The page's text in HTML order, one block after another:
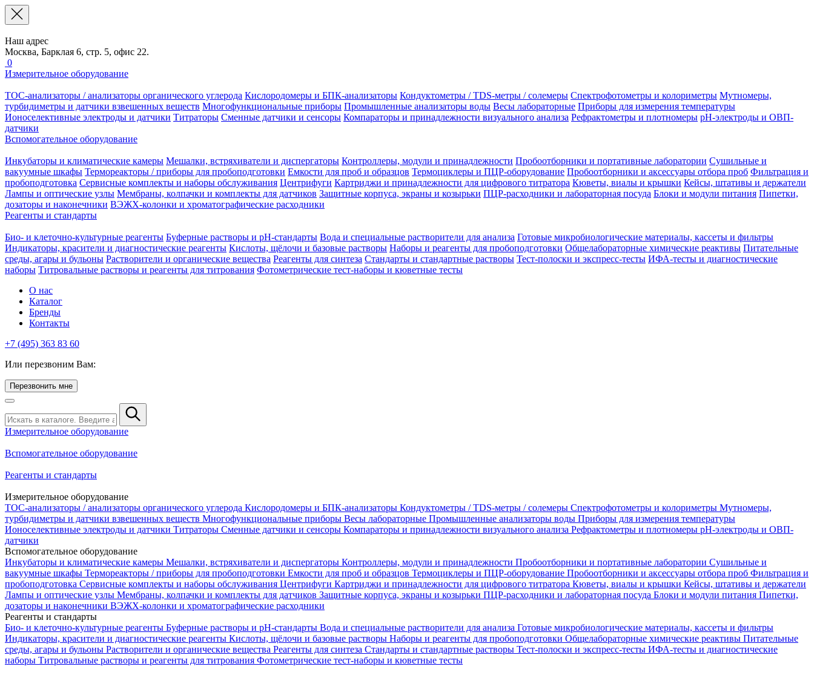
Наш адрес
Москва, Барклая 6, стр. 5, офис 22.
0
Измерительное оборудование
TOC-анализаторы / анализаторы органического углерода Кислородомеры и БПК-анализаторы Кондуктометры / TDS-метры / солемеры Спектрофотометры и колориметры Мутномеры,
турбидиметры и датчики взвешенных веществ Многофункциональные приборы Промышленные анализаторы воды Весы лабораторные Приборы для измерения температуры
Ионоселективные электроды и датчики Титраторы Сменные датчики и сенсоры Компараторы и принадлежности визуального анализа Рефрактометры и плотномеры pH-электроды и ОВП-
датчики
Вспомогательное оборудование
Инкубаторы и климатические камеры Мешалки, встряхиватели и диспергаторы Контроллеры, модули и принадлежности Пробоотборники и портативные лаборатории Сушильные и
вакуумные шкафы Термореакторы / приборы для пробоподготовки Емкости для проб и образцов Термоциклеры и ПЦР-оборудование Пробоотборники и аксессуары отбора проб Фильтрация и
пробоподготовка Сервисные комплекты и наборы обслуживания Центрифуги Картриджи и принадлежности для цифрового титратора Кюветы, виалы и крышки Кейсы, штативы и держатели
Лампы и оптические узлы Мембраны, колпачки и комплекты для датчиков Защитные корпуса, экраны и козырьки ПЦР-расходники и лабораторная посуда Блоки и модули питания Пипетки,
дозаторы и наконечники ВЭЖХ-колонки и хроматографические расходники
Реагенты и стандарты
Био- и клеточно-культурные реагенты Буферные растворы и pH-стандарты Вода и специальные растворители для анализа Готовые микробиологические материалы, кассеты и фильтры
Индикаторы, красители и диагностические реагенты Кислоты, щёлочи и базовые растворы Наборы и реагенты для пробоподготовки Общелабораторные химические реактивы Питательные
среды, агары и бульоны Растворители и органические вещества Реагенты для синтеза Стандарты и стандартные растворы Тест-полоски и экспресс-тесты ИФА-тесты и диагностические
наборы Титровальные растворы и реагенты для титрования Фотометрические тест-наборы и кюветные тесты
О нас
Каталог
Бренды
Контакты
+7 (495) 363 83 60
Или перезвоним Вам:
Перезвонить мне
Измерительное оборудование
Вспомогательное оборудование
Реагенты и стандарты
Измерительное оборудование
TOC-анализаторы / анализаторы органического углерода Кислородомеры и БПК-анализаторы Кондуктометры / TDS-метры / солемеры Спектрофотометры и колориметры Мутномеры,
турбидиметры и датчики взвешенных веществ Многофункциональные приборы Весы лабораторные Промышленные анализаторы воды Приборы для измерения температуры
Ионоселективные электроды и датчики Титраторы Сменные датчики и сенсоры Компараторы и принадлежности визуального анализа Рефрактометры и плотномеры pH-электроды и ОВП-
датчики
Вспомогательное оборудование
Инкубаторы и климатические камеры Мешалки, встряхиватели и диспергаторы Контроллеры, модули и принадлежности Пробоотборники и портативные лаборатории Сушильные и
вакуумные шкафы Термореакторы / приборы для пробоподготовки Емкости для проб и образцов Термоциклеры и ПЦР-оборудование Пробоотборники и аксессуары отбора проб Фильтрация и
пробоподготовка Сервисные комплекты и наборы обслуживания Центрифуги Картриджи и принадлежности для цифрового титратора Кюветы, виалы и крышки Кейсы, штативы и держатели
Лампы и оптические узлы Мембраны, колпачки и комплекты для датчиков Защитные корпуса, экраны и козырьки ПЦР-расходники и лабораторная посуда Блоки и модули питания Пипетки,
дозаторы и наконечники ВЭЖХ-колонки и хроматографические расходники
Реагенты и стандарты
Био- и клеточно-культурные реагенты Буферные растворы и pH-стандарты Вода и специальные растворители для анализа Готовые микробиологические материалы, кассеты и фильтры
Индикаторы, красители и диагностические реагенты Кислоты, щёлочи и базовые растворы Наборы и реагенты для пробоподготовки Общелабораторные химические реактивы Питательные
среды, агары и бульоны Растворители и органические вещества Реагенты для синтеза Стандарты и стандартные растворы Тест-полоски и экспресс-тесты ИФА-тесты и диагностические
наборы Титровальные растворы и реагенты для титрования Фотометрические тест-наборы и кюветные тесты